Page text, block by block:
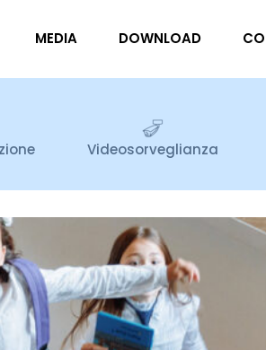
MEDIA DOWNLOAD
Videosorveglianza